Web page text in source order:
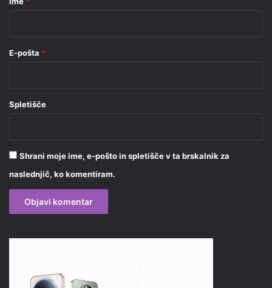
E-pošta *
Spletišče
Shrani moje ime, e-pošto in spletišče v ta brskalnik za
naslednjič, ko komentiram.